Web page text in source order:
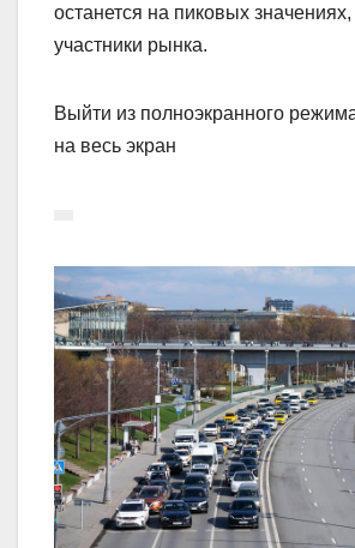
останется на пиковых
участники рынка.
Выйти из полноэкранного
на весь экран